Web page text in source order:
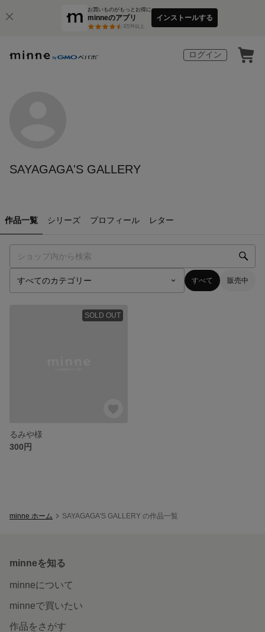
お買いものがもっとお得に
minneのアプリ
3万件以上
インストールする
ログイン
SAYAGAGA'S GALLERY
作品一覧 シリーズ プロフィール レター
すべて 販売中
SOLD OUT
るみや様
300円
minne ホーム SAYAGAGA'S GALLERY の作品一覧
minneを知る
minneについて
minneで買いたい
作品をさがす